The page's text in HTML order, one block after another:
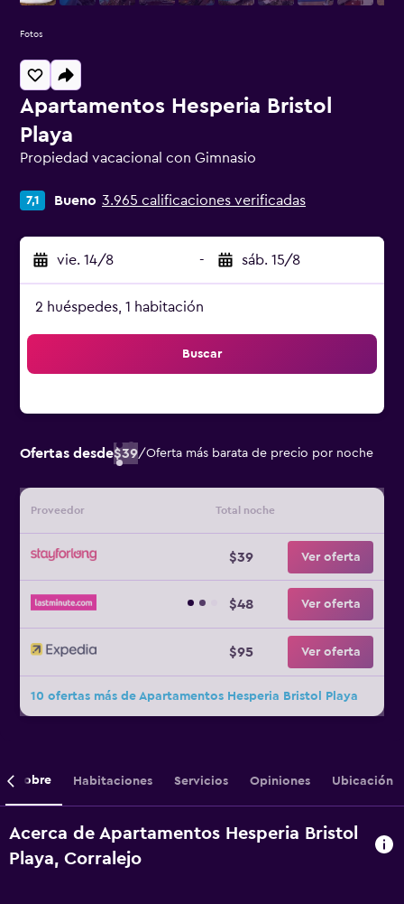
Apartamentos Hesperia Bristol
Playa
Propiedad vacacional con Gimnasio
7,1 Bueno 3.965 calificaciones verificadas
vie. 14/8 - sáb. 15/8
2 huéspedes, 1 habitación
Buscar
Ofertas desde$39/Oferta más barata de precio por noche
Proveedor Total noche
$39 Ver oferta
$48 Ver oferta
$95 Ver oferta
10 ofertas más de Apartamentos Hesperia Bristol Playa
Fotos
Sobre Habitaciones Servicios Opiniones Ubicación
Acerca de Apartamentos Hesperia Bristol
Playa, Corralejo